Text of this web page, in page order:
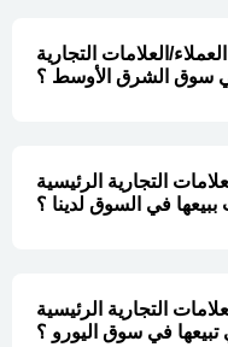
العلامات التجارية
في سوق الشرق الأوسط ؟
التجارية الرئيسية
ببيعها في السوق لدينا ؟
التجارية الرئيسية
تبيعها في سوق اليورو ؟